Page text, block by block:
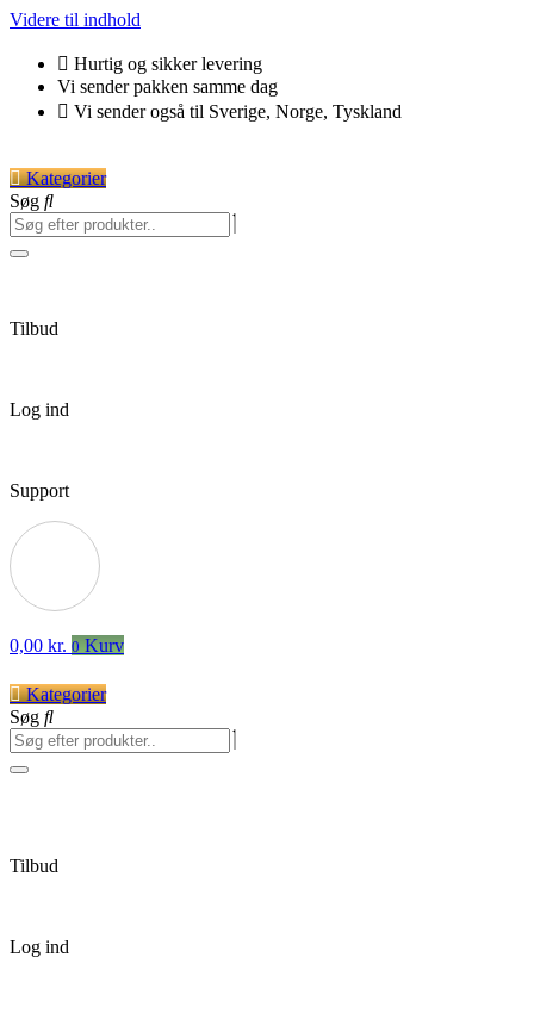
Videre til indhold
Hurtig og sikker levering
Vi sender pakken samme dag
Vi sender også til Sverige, Norge, Tyskland
Kategorier
Søg
Tilbud
Log ind
Support
0,00 kr. 0 Kurv
Kategorier
Søg
Tilbud
Log ind